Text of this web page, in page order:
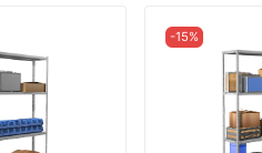
-15%